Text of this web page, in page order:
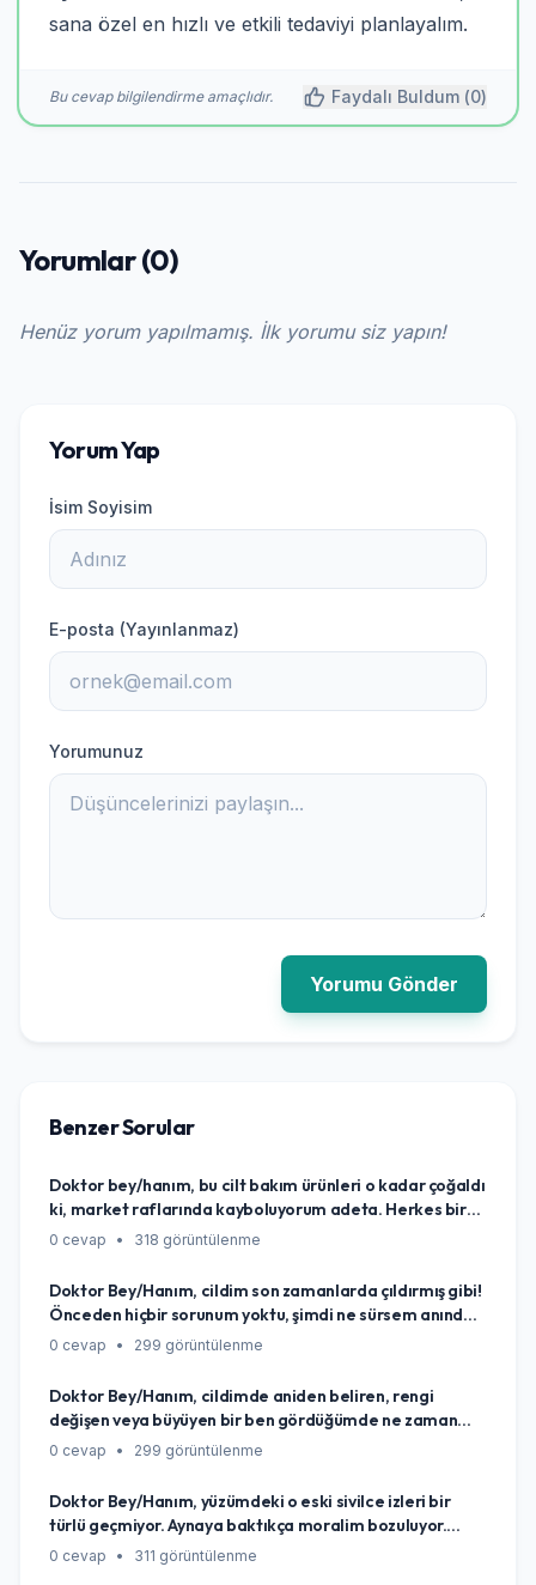
sana özel en hızlı ve etkili tedaviyi planlayalım.
Bu cevap bilgilendirme amaçlıdır. Faydalı Buldum (0)
Yorumlar (0)
Henüz yorum yapılmamış. İlk yorumu siz yapın!
Yorum Yap
İsim Soyisim
E-posta (Yayınlanmaz)
Yorumunuz
Yorumu Gönder
Benzer Sorular
Doktor bey/hanım, bu cilt bakım ürünleri o kadar çoğaldı
ki, market raflarında kayboluyorum adeta. Herkes bir
şey öneriyor ama benim cildime hangisi iyi gelir, neye
ürünü nasıl bulurum, bir yol gösterir misiniz?
0 cevap • 318 görüntülenme
Doktor Bey/Hanım, cildim son zamanlarda çıldırmış gibi!
Önceden hiçbir sorunum yoktu, şimdi ne sürsem anında
kızarıyor, kaşınıyor hatta bazen yanıyor. Kullandığım
oluşan hassasiyetin sebebi ne olabilir, ben şimdi ne
yapmalıyım, nasıl bir yol izlemeliyim?
0 cevap • 299 görüntülenme
Doktor Bey/Hanım, cildimde aniden beliren, rengi
değişen veya büyüyen bir ben gördüğümde ne zaman
endişelenmeli ve hemen bir uzmana görünmeliyim? Hani
gereken 'kırmızı çizgiler' nelerdir?
0 cevap • 299 görüntülenme
Doktor Bey/Hanım, yüzümdeki o eski sivilce izleri bir
türlü geçmiyor. Aynaya baktıkça moralim bozuluyor.
Bunlardan tamamen kurtulmanın ya da en azından
0 cevap • 311 görüntülenme